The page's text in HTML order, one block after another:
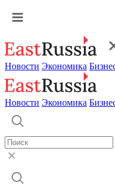
Новости Экономика
Новости Экономика